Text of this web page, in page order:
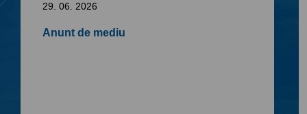
29. 06. 2026
Anunt de mediu